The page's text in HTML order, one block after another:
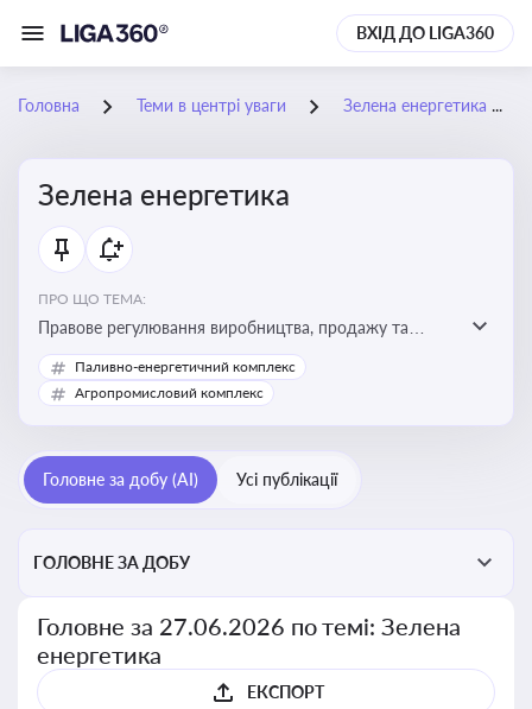
ВХІД ДО LIGA360
Головна Теми в центрі уваги Зелена енергетика
Зелена енергетика
ПРО ЩО ТЕМА:
Правове регулювання виробництва, продажу та
державної підтримки енергії з альтернативних і
відновлюваних джерел
Паливно-енергетичний комплекс
Агропромисловий комплекс
Головне за добу (AI) Усі публікації
ГОЛОВНЕ ЗА ДОБУ
Головне за 27.06.2026 по темі: Зелена
енергетика
ЕКСПОРТ